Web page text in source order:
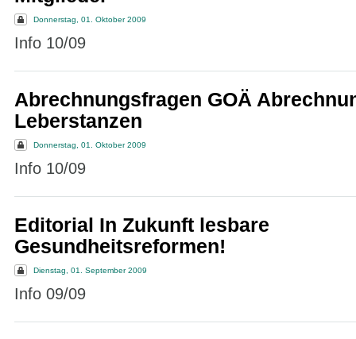
Donnerstag, 01. Oktober 2009
Info 10/09
Abrechnungsfragen GOÄ
Leberstanzen
Donnerstag, 01. Oktober 2009
Info 10/09
Editorial In Zukunft lesbare
Gesundheitsreformen!
Dienstag, 01. September 2009
Info 09/09